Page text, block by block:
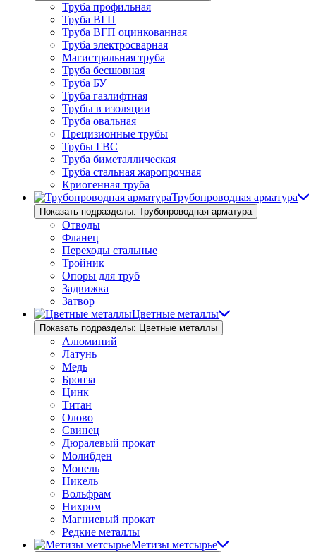
Труба профильная
Труба ВГП
Труба ВГП оцинкованная
Труба электросварная
Магистральная труба
Труба бесшовная
Труба БУ
Труба газлифтная
Трубы в изоляции
Труба овальная
Прецизионные трубы
Трубы ГВС
Труба биметаллическая
Труба стальная жаропрочная
Криогенная труба
Трубопроводная арматура
Показать подразделы: Трубопроводная арматура
Отводы
Фланец
Переходы стальные
Тройник
Опоры для труб
Задвижка
Затвор
Цветные металлы
Показать подразделы: Цветные металлы
Алюминий
Латунь
Медь
Бронза
Цинк
Титан
Олово
Свинец
Дюралевый прокат
Молибден
Монель
Никель
Вольфрам
Нихром
Магниевый прокат
Редкие металлы
Метизы метсырье